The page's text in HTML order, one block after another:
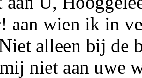
aan wien ik in
alleen bij de
niet aan uwe